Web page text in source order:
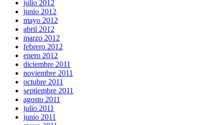
julio 2012
junio 2012
mayo 2012
abril 2012
marzo 2012
febrero 2012
enero 2012
diciembre 2011
noviembre 2011
octubre 2011
septiembre 2011
agosto 2011
julio 2011
junio 2011